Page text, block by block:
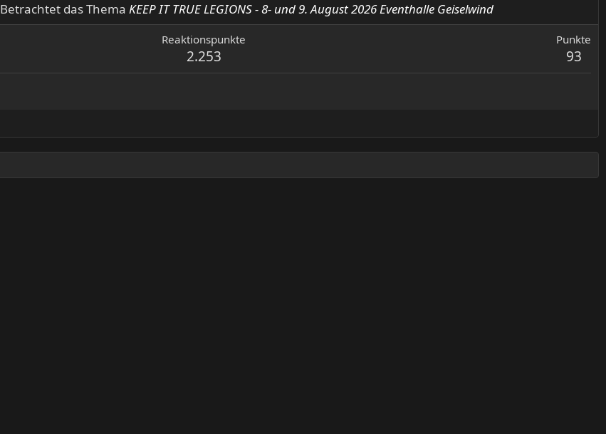
Betrachtet das Thema KEEP IT TRUE LEGIONS - 8- und 9. August 2026 Eventhalle Geiselwind
Reaktionspunkte
2.253
Punkte
93